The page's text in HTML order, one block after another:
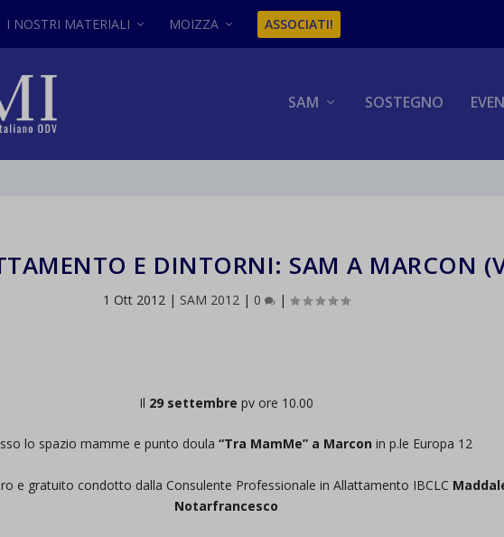
I NOSTRI MATERIALI MOIZZA ASSOCIATI!
SAM SOSTEGNO
E DINTORNI: SAM A MARCON
1 Ott 2012 | SAM 2012 | 0 |
Il 29 settembre pv ore 10.00
lo spazio mamme e punto doula “Tra MamMe” a Marcon in p.le Europa 12
e gratuito condotto dalla Consulente Professionale in Allattamento IBCLC
Notarfrancesco